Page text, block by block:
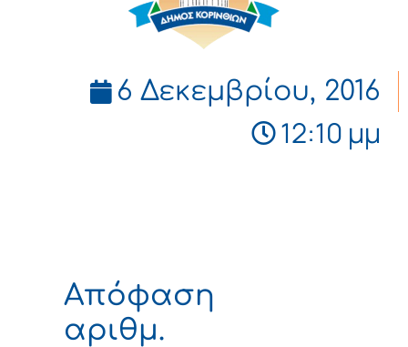
6 Δεκεμβρίου, 2016
12:10 μμ
Απόφαση
αριθμ.